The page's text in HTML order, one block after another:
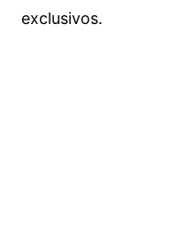
exclusivos.